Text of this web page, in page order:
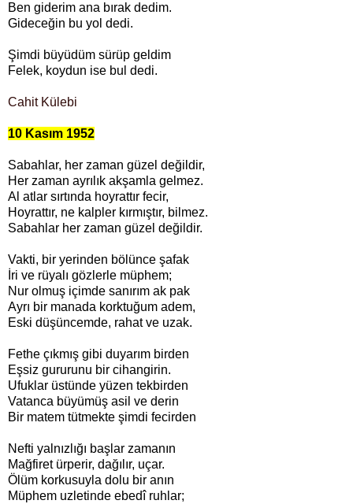
Ben giderim ana bırak dedim.
Gideceğin bu yol dedi.
Şimdi büyüdüm sürüp geldim
Felek, koydun ise bul dedi.
Cahit Külebi
10 Kasım 1952
Sabahlar, her zaman güzel değildir,
Her zaman ayrılık akşamla gelmez.
Al atlar sırtında hoyrattır fecir,
Hoyrattır, ne kalpler kırmıştır, bilmez.
Sabahlar her zaman güzel değildir.
Vakti, bir yerinden bölünce şafak
İri ve rüyalı gözlerle müphem;
Nur olmuş içimde sanırım ak pak
Ayrı bir manada korktuğum adem,
Eski düşüncemde, rahat ve uzak.
Fethe çıkmış gibi duyarım birden
Eşsiz gururunu bir cihangirin.
Ufuklar üstünde yüzen tekbirden
Vatanca büyümüş asil ve derin
Bir matem tütmekte şimdi fecirden
Nefti yalnızlığı başlar zamanın
Mağfiret ürperir, dağılır, uçar.
Ölüm korkusuyla dolu bir anın
Müphem uzletinde ebedî ruhlar;